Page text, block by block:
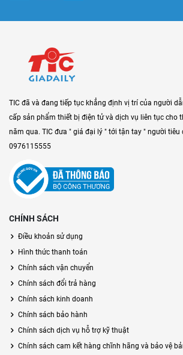
TIC đã và đang tiếp tục khẳng định vị trí của người
cấp sản phẩm thiết bị điện tử và dịch vụ liên tục cho
năm qua. TIC đưa " giá đại lý " tới tận tay " người tiêu
0976115555
CHÍNH SÁCH
Điều khoản sử dụng
Hình thức thanh toán
Chính sách vận chuyển
Chính sách đổi trả hàng
Chính sách kinh doanh
Chính sách bảo hành
Chính sách dịch vụ hỗ trợ kỹ thuật
Chính sách cam kết hàng chĩnh hãng và bảo vệ